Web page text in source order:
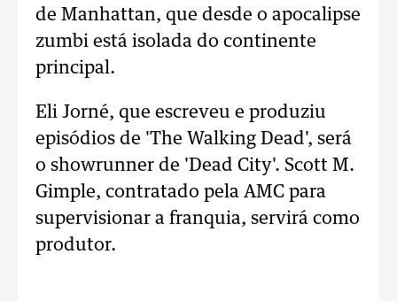
de Manhattan, que desde o apocalipse
zumbi está isolada do continente
principal.
Eli Jorné, que escreveu e produziu
episódios de 'The Walking Dead', será
o showrunner de 'Dead City'. Scott M.
Gimple, contratado pela AMC para
supervisionar a franquia, servirá como
produtor.